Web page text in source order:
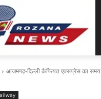
आजमगढ़-दिल्ली कैफियत एक्सप्रेस का समय